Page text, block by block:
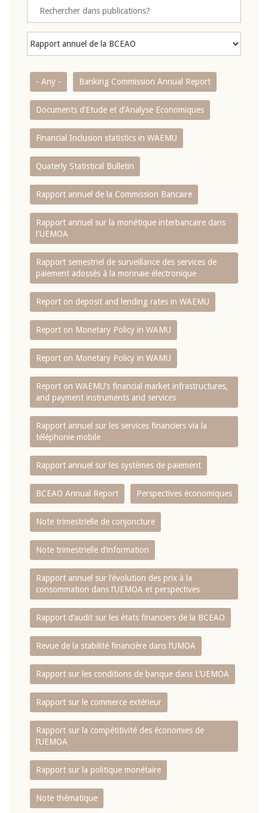
- Any - Banking Commission Annual Report
Documents d’Etude et d’Analyse Economiques
Financial Inclusion statistics in WAEMU
Quaterly Statistical Bulletin
Rapport annuel de la Commission Bancaire
Rapport annuel sur la monétique interbancaire dans
l'UEMOA
Rapport semestriel de surveillance des services de
paiement adossés à la monnaie électronique
Report on deposit and lending rates in WAEMU
Report on Monetary Policy in WAMU
Report on Monetary Policy in WAMU
Report on WAEMU’s financial market infrastructures,
and payment instruments and services
Rapport annuel sur les services financiers via la
téléphonie mobile
Rapport annuel sur les systèmes de paiement
BCEAO Annual Report Perspectives économiques
Note trimestrielle de conjoncture
Note trimestrielle d‘information
Rapport annuel sur l‘évolution des prix à la
consommation dans l‘UEMOA et perspectives
Rapport d‘audit sur les états financiers de la BCEAO
Revue de la stabilité financière dans l‘UMOA
Rapport sur les conditions de banque dans L‘UEMOA
Rapport sur le commerce extérieur
Rapport sur la compétitivité des économies de
l‘UEMOA
Rapport sur la politique monétaire
Note thématique